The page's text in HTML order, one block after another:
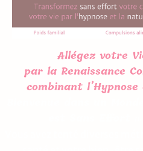
Allégez votre
par la Renaissance
combinant